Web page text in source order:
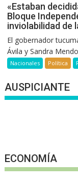
«Estaban
Bloque
inviolabilidad de
El gobernador
Ávila y Sandra
Nacionales Política
AUSPICIANTE
ECONOMÍA